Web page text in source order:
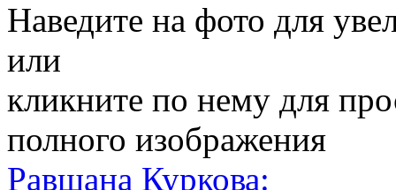
Наведите на фото для
или
кликните по нему для
полного изображения
Равшана Куркова: